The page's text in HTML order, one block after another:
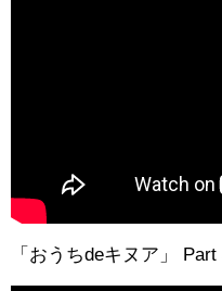
「おうちdeキヌア」